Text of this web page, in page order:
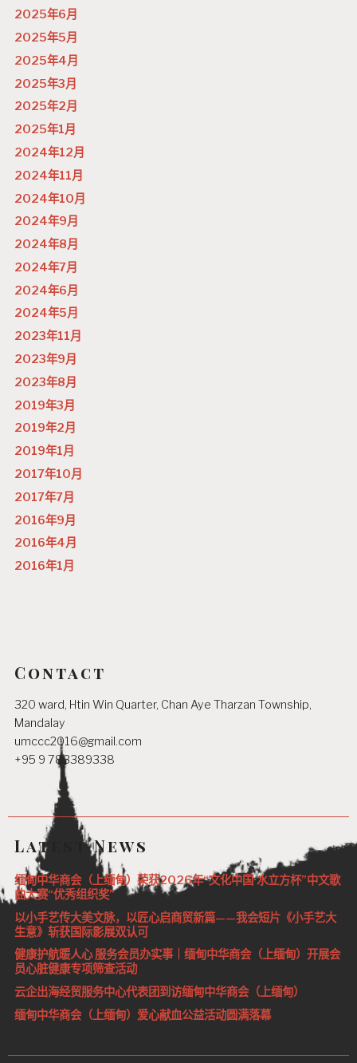
2025年6月
2025年5月
2025年4月
2025年3月
2025年2月
2025年1月
2024年12月
2024年11月
2024年10月
2024年9月
2024年8月
2024年7月
2024年6月
2024年5月
2023年11月
2023年9月
2023年8月
2019年3月
2019年2月
2019年1月
2017年10月
2017年7月
2016年9月
2016年4月
2016年1月
Contact
320 ward, Htin Win Quarter, Chan Aye Tharzan Township,
Mandalay
umccc2016@gmail.com
+95 9 783389338
Latest News
缅甸中华商会（上缅甸）荣获2026年“文化中国·水立方杯”中文歌
曲大赛“优秀组织奖”
以小手艺传大美文脉，以匠心启商贸新篇——我会短片《小手艺大
生意》斩获国际影展双认可
健康护航暖人心 服务会员办实事｜缅甸中华商会（上缅甸）开展会
员心脏健康专项筛查活动
云企出海经贸服务中心代表团到访缅甸中华商会（上缅甸）
缅甸中华商会（上缅甸）爱心献血公益活动圆满落幕